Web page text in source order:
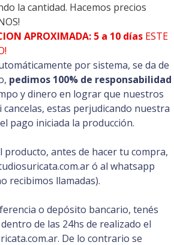
la cantidad. Hacemos precios
APROXIMADA: 5 a 10 días ESTE
por sistema, se da de
pedimos 100% de responsabilidad
y dinero en lograr que nuestros
estas perjudicando nuestra
pago iniciada la producción.
producto, antes de hacer tu compra,
ó al whatsapp
recibimos llamadas).
o depósito bancario, tenés
de las 24hs de realizado el
De lo contrario se